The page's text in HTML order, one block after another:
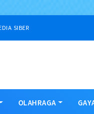
SIBER
OLAHRAGA